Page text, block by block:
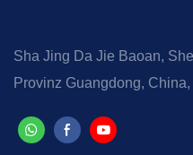
Sha Jing Da Jie Baoan,
Provinz Guangdong,